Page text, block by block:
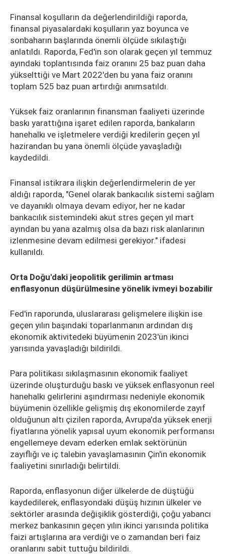
Finansal koşulların da değerlendirildiği raporda,
finansal piyasalardaki koşulların yaz boyunca ve
sonbaharın başlarında önemli ölçüde sıkılaştığı
anlatıldı. Raporda, Fed'in son olarak geçen yıl temmuz
ayındaki toplantısında faiz oranını 25 baz puan daha
yükselttiği ve Mart 2022'den bu yana faiz oranını
toplam 525 baz puan artırdığı anımsatıldı.
Yüksek faiz oranlarının finansman faaliyeti üzerinde
baskı yarattığına işaret edilen raporda, bankaların
hanehalkı ve işletmelere verdiği kredilerin geçen yıl
hazirandan bu yana önemli ölçüde yavaşladığı
kaydedildi.
Finansal istikrara ilişkin değerlendirmelerin de yer
aldığı raporda, "Genel olarak bankacılık sistemi sağlam
ve dayanıklı olmaya devam ediyor, her ne kadar
bankacılık sistemindeki akut stres geçen yıl mart
ayından bu yana azalmış olsa da bazı risk alanlarının
izlenmesine devam edilmesi gerekiyor." ifadesi
kullanıldı.
Orta Doğu'daki jeopolitik gerilimin artması
enflasyonun düşürülmesine yönelik ivmeyi bozabilir
Fed'in raporunda, uluslararası gelişmelere ilişkin ise
geçen yılın başındaki toparlanmanın ardından dış
ekonomik aktivitedeki büyümenin 2023'ün ikinci
yarısında yavaşladığı bildirildi.
Para politikası sıkılaşmasının ekonomik faaliyet
üzerinde oluşturduğu baskı ve yüksek enflasyonun reel
hanehalkı gelirlerini aşındırması nedeniyle ekonomik
büyümenin özellikle gelişmiş dış ekonomilerde zayıf
olduğunun altı çizilen raporda, Avrupa'da yüksek enerji
fiyatlarına yönelik yapısal uyum ekonomik performansı
engellemeye devam ederken emlak sektörünün
zayıflığı ve iç talebin yavaşlamasının Çin'in ekonomik
faaliyetini sınırladığı belirtildi.
Raporda, enflasyonun diğer ülkelerde de düştüğü
kaydedilerek, enflasyondaki düşüş hızının ülkeler ve
sektörler arasında değişiklik gösterdiği, çoğu yabancı
merkez bankasının geçen yılın ikinci yarısında politika
faizi artışlarına ara verdiği ve o zamandan beri faiz
oranlarını sabit tuttuğu bildirildi.